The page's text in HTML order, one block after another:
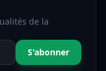
de la
S'abonner